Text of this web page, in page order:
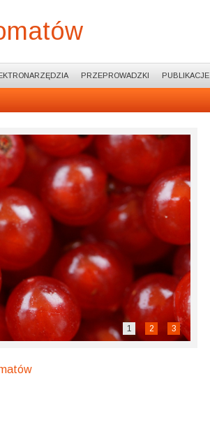
PRZEPROWADZKI PUBLIKACJE
1 2 3